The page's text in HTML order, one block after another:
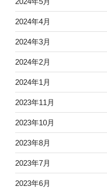
2024年4月
2024年3月
2024年2月
2024年1月
2023年11月
2023年10月
2023年8月
2023年7月
2023年6月